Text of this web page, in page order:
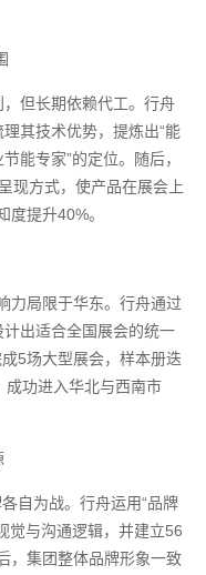
但长期依赖代工。行舟
其技术优势，提炼出“能
能专家”的定位。随后，
现方式，使产品在展会上
提升40%。
力局限于华东。行舟通过
计出适合全国展会的统一
5场大型展会，样本册迭
功进入华北与西南市
自为战。行舟运用“品牌
觉与沟通逻辑，并建立56
，集团整体品牌形象一致